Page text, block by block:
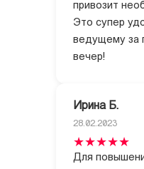
привозит
Это супер
ведущему за
вечер!
Ирина Б.
28.02.2023
Для